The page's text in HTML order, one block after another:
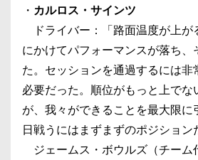
・ カルロス・サインツ
ドライバー：「路面温度が上が
にかけてパフォーマンスが落ち、
た。セッションを通過するには
必要だった。順位がもっと上でな
が、我々ができることを最大限に
日戦うにはまずまずのポジション
ジェームス・ボウルズ（チーム